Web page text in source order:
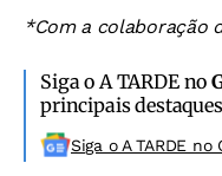
*Com a colaboração
Siga o A TARDE no
principais
Siga o A TARDE no